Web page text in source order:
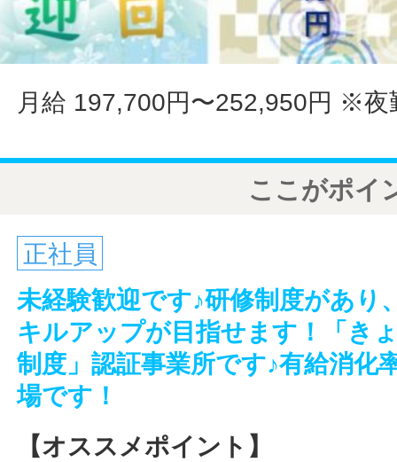
月給 197,700円〜252,950円 ※夜
ここがポイ
正社員
未経験歓迎です♪研修制度があり
キルアップが目指せます！「き
制度」認証事業所です♪有給消化
場です！
【オススメポイント】